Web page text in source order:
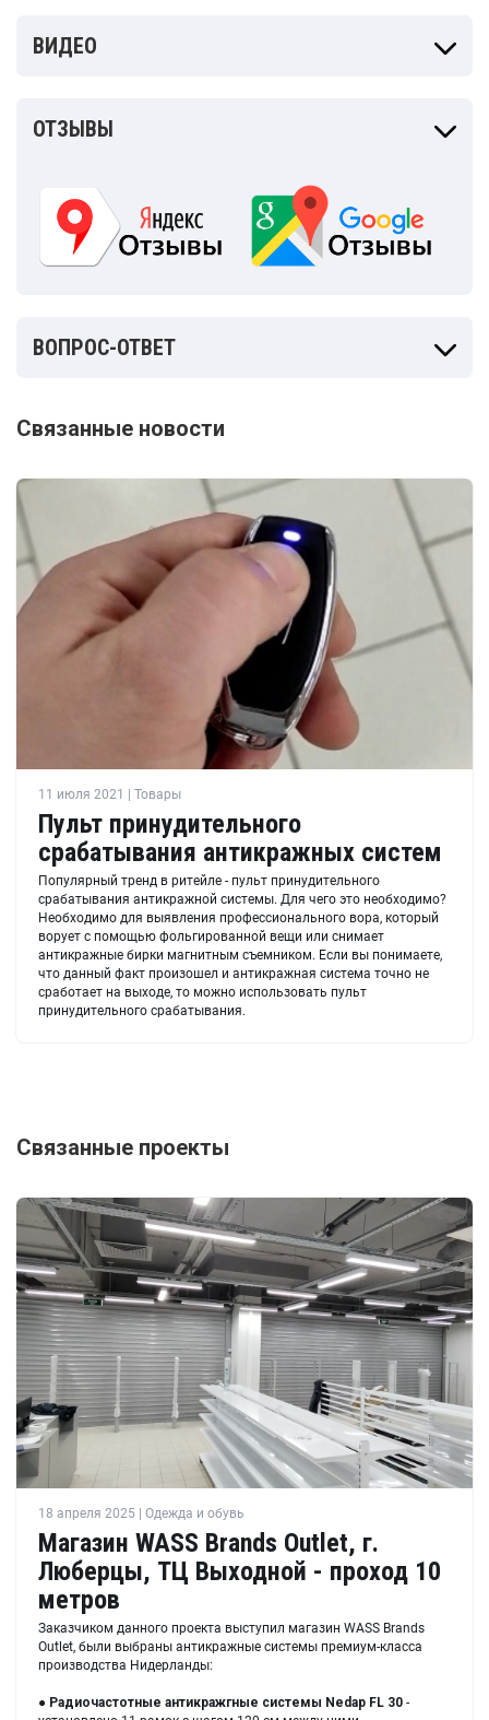
ВИДЕО
ОТЗЫВЫ
ВОПРОС-ОТВЕТ
Связанные новости
11 июля 2021 | Товары
Пульт принудительного
срабатывания антикражных систем
Популярный тренд в ритейле - пульт принудительного
срабатывания антикражной системы. Для чего это необходимо?
Необходимо для выявления профессионального вора, который
ворует с помощью фольгированной вещи или снимает
антикражные бирки магнитным съемником. Если вы понимаете,
что данный факт произошел и антикражная система точно не
сработает на выходе, то можно использовать пульт
принудительного срабатывания.
Связанные проекты
18 апреля 2025 | Одежда и обувь
Магазин WASS Brands Outlet, г.
Люберцы, ТЦ Выходной - проход 10
метров
Заказчиком данного проекта выступил магазин WASS Brands
Outlet, были выбраны антикражные системы премиум-класса
производства Нидерланды:
● Радиочастотные антикражгные системы Nedap FL 30 -